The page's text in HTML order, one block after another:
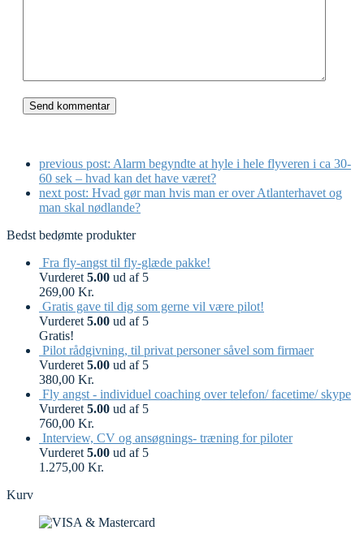
previous post: Alarm begyndte at hyle i hele flyveren i ca 30-
60 sek – hvad kan det have været?
next post: Hvad gør man hvis man er over Atlanterhavet og
man skal nødlande?
Bedst bedømte produkter
Fra fly-angst til fly-glæde pakke!
Vurderet 5.00 ud af 5
269,00 Kr.
Gratis gave til dig som gerne vil være pilot!
Vurderet 5.00 ud af 5
Gratis!
Pilot rådgivning, til privat personer såvel som firmaer
Vurderet 5.00 ud af 5
380,00 Kr.
Fly angst - individuel coaching over telefon/ facetime/ skype
Vurderet 5.00 ud af 5
760,00 Kr.
Interview, CV og ansøgnings- træning for piloter
Vurderet 5.00 ud af 5
1.275,00 Kr.
Kurv